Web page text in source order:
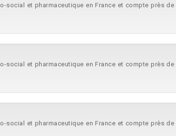
et pharmaceutique en France et compte près
et pharmaceutique en France et compte près
et pharmaceutique en France et compte près